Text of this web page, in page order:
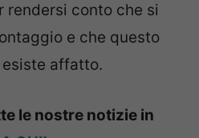
rendersi conto che si
e che questo
affatto.
le nostre notizie in